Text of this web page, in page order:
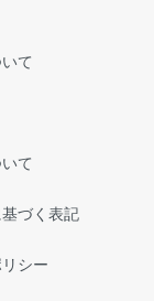
て
て
づく表記
シー